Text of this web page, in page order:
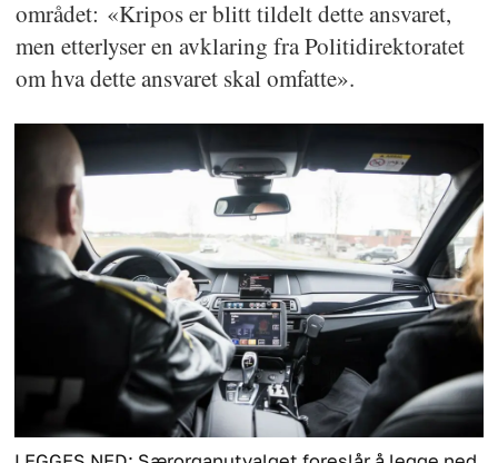
området: «Kripos er blitt tildelt dette ansvaret,
men etterlyser en avklaring fra Politidirektoratet
om hva dette ansvaret skal omfatte».